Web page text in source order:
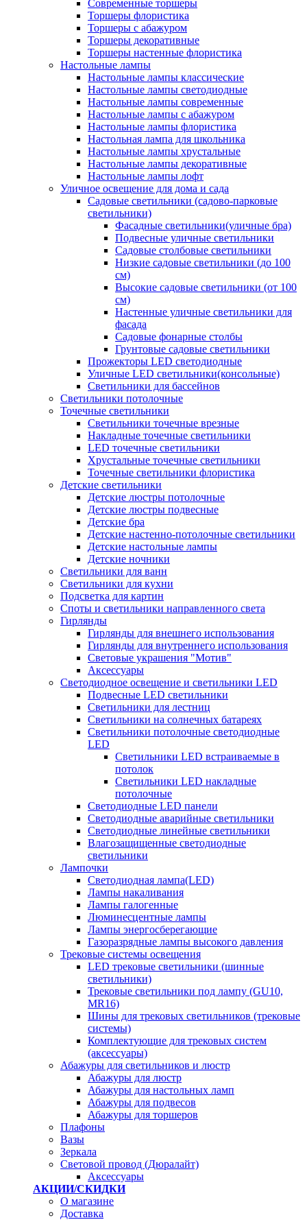
Современные торшеры
Торшеры флористика
Торшеры с абажуром
Торшеры декоративные
Торшеры настенные флористика
Настольные лампы
Настольные лампы классические
Настольные лампы светодиодные
Настольные лампы современные
Настольные лампы с абажуром
Настольные лампы флористика
Настольная лампа для школьника
Настольные лампы хрустальные
Настольные лампы декоративные
Настольные лампы лофт
Уличное освещение для дома и сада
Садовые светильники (садово-парковые
светильники)
Фасадные светильники(уличные бра)
Подвесные уличные светильники
Садовые столбовые светильники
Низкие садовые светильники (до 100
см)
Высокие садовые светильники (от 100
см)
Настенные уличные светильники для
фасада
Садовые фонарные столбы
Грунтовые садовые светильники
Прожекторы LED светодиодные
Уличные LED светильники(консольные)
Светильники для бассейнов
Светильники потолочные
Точечные светильники
Светильники точечные врезные
Накладные точечные светильники
LED точечные светильники
Хрустальные точечные светильники
Точечные светильники флористика
Детские светильники
Детские люстры потолочные
Детские люстры подвесные
Детские бра
Детские настенно-потолочные светильники
Детские настольные лампы
Детские ночники
Светильники для ванн
Светильники для кухни
Подсветка для картин
Споты и светильники направленного света
Гирлянды
Гирлянды для внешнего использования
Гирлянды для внутреннего использования
Световые украшения "Мотив"
Аксессуары
Светодиодное освещение и светильники LED
Подвесные LED светильники
Светильники для лестниц
Светильники на солнечных батареях
Светильники потолочные светодиодные
LED
Cветильники LED встраиваемые в
потолок
Светильники LED накладные
потолочные
Светодиодные LED панели
Светодиодные аварийные светильники
Светодиодные линейные светильники
Влагозащищенные светодиодные
светильники
Лампочки
Светодиодная лампа(LED)
Лампы накаливания
Лампы галогенные
Люминесцентные лампы
Лампы энергосберегающие
Газоразрядные лампы высокого давления
Трековые системы освещения
LED трековые светильники (шинные
светильники)
Трековые светильники под лампу (GU10,
MR16)
Шины для трековых светильников (трековые
системы)
Комплектующие для трековых систем
(аксессуары)
Абажуры для светильников и люстр
Абажуры для люстр
Абажуры для настольных ламп
Абажуры для подвесов
Абажуры для торшеров
Плафоны
Вазы
Зеркала
Световой провод (Дюралайт)
Аксессуары
АКЦИИ/СКИДКИ
О магазине
Доставка